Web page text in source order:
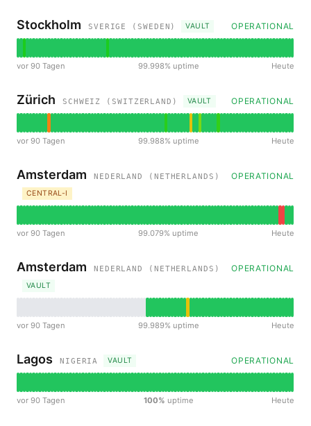
Stockholm SVERIGE (SWEDEN) VAULT OPERATIONAL
vor 90 Tagen 99.998% uptime Heute
Zürich SCHWEIZ (SWITZERLAND) VAULT OPERATIONAL
vor 90 Tagen 99.988% uptime Heute
Amsterdam
NEDERLAND (NETHERLANDS)
CENTRAL-I
OPERATIONAL
vor 90 Tagen 99.079% uptime Heute
Amsterdam
NEDERLAND (NETHERLANDS)
VAULT
OPERATIONAL
vor 90 Tagen 99.989% uptime Heute
Lagos NIGERIA VAULT OPERATIONAL
vor 90 Tagen 100% uptime Heute